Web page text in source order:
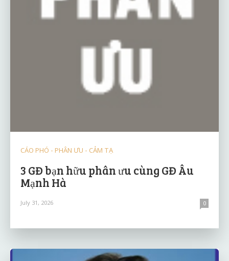
CÁO PHÓ - PHÂN ƯU - CẢM TẠ
3 GĐ bạn hữu phân ưu cùng GĐ Âu
Mạnh Hà
July 31, 2026 0